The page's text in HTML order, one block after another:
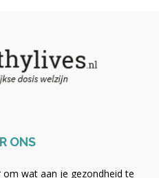
ONS
wat aan je gezondheid te